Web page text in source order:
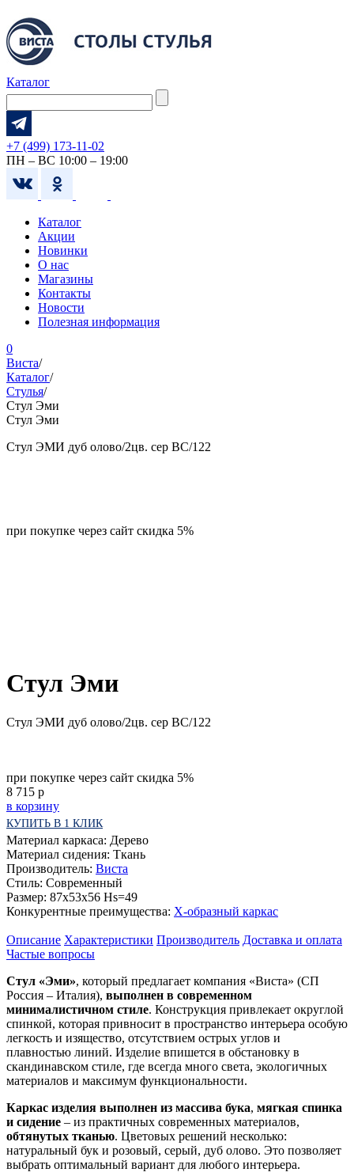
Каталог
+7 (499) 173-11-02
ПН – ВС 10:00 – 19:00
Каталог
Акции
Новинки
О нас
Магазины
Контакты
Новости
Полезная информация
0
Виста/
Каталог/
Стулья/
Стул Эми
Стул Эми
Стул ЭМИ дуб олово/2цв. сер ВС/122
при покупке через сайт скидка 5%
Стул Эми
Стул ЭМИ дуб олово/2цв. сер ВС/122
при покупке через сайт скидка 5%
8 715 р
в корзину
КУПИТЬ В 1 КЛИК
Материал каркаса: Дерево
Материал сидения: Ткань
Производитель: Виста
Стиль: Современный
Размер: 87х53х56 Hs=49
Конкурентные преимущества: Х-образный каркас
Описание Характеристики Производитель Доставка и оплата
Частые вопросы
Стул «Эми», который предлагает компания «Виста» (СП
Россия – Италия), выполнен в современном
минималистичном стиле. Конструкция привлекает округлой
спинкой, которая привносит в пространство интерьера особую
легкость и изящество, отсутствием острых углов и
плавностью линий. Изделие впишется в обстановку в
скандинавском стиле, где всегда много света, экологичных
материалов и максимум функциональности.
Каркас изделия выполнен из массива бука, мягкая спинка
и сидение – из практичных современных материалов,
обтянутых тканью. Цветовых решений несколько:
натуральный бук и розовый, серый, дуб олово. Это позволяет
выбрать оптимальный вариант для любого интерьера.